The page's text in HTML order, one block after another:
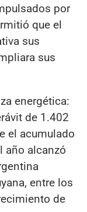
por
que el
sus
sus
energética:
de 1.402
el acumulado
año alcanzó
entre los
de